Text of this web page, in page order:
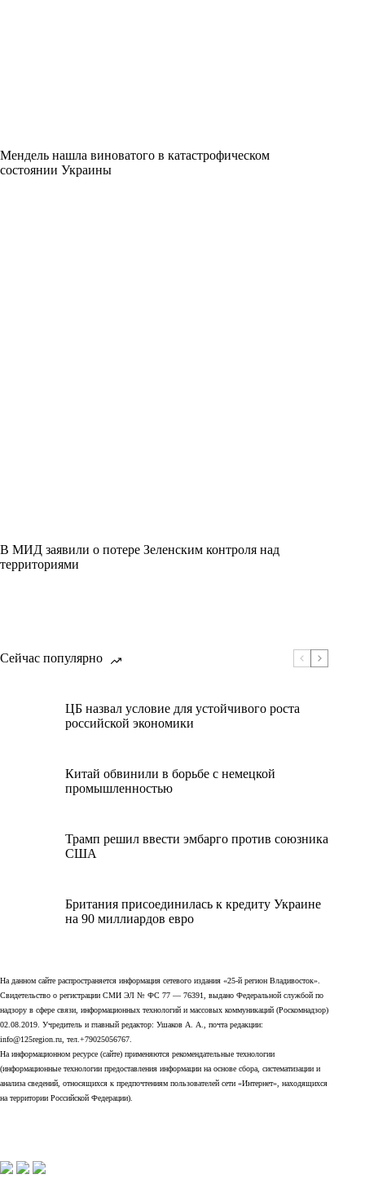
Мендель нашла виноватого в катастрофическом
состоянии Украины
В МИД заявили о потере Зеленским контроля над
территориями
Сейчас популярно
ЦБ назвал условие для устойчивого роста
российской экономики
Китай обвинили в борьбе с немецкой
промышленностью
Трамп решил ввести эмбарго против союзника
США
Британия присоединилась к кредиту Украине
на 90 миллиардов евро
На данном сайте распространяется информация сетевого издания «25-й регион Владивосток».
Свидетельство о регистрации СМИ ЭЛ № ФС 77 — 76391, выдано Федеральной службой по
надзору в сфере связи, информационных технологий и массовых коммуникаций (Роскомнадзор)
02.08.2019. Учредитель и главный редактор: Ушаков А. А., почта редакции:
info@125region.ru, тел.+79025056767.
На информационном ресурсе (сайте) применяются рекомендательные технологии
(информационные технологии предоставления информации на основе сбора, систематизации и
анализа сведений, относящихся к предпочтениям пользователей сети «Интернет», находящихся
на территории Российской Федерации).